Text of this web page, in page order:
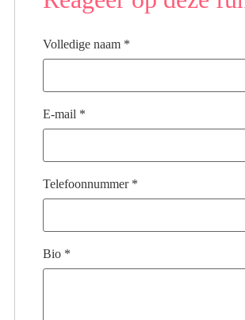
Volledige naam *
E-mail *
Telefoonnummer *
Bio *